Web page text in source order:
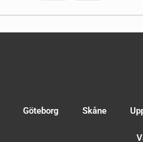
Göteborg Skåne